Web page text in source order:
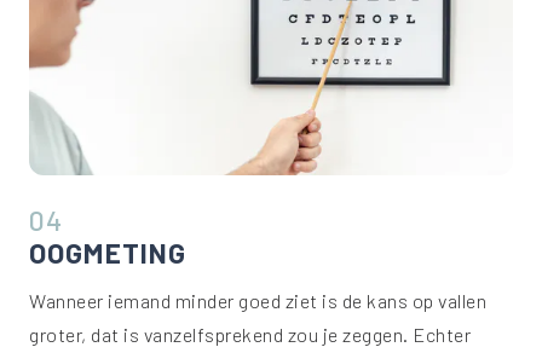
04
OOGMETING
Wanneer iemand minder goed ziet is de kans op vallen
groter, dat is vanzelfsprekend zou je zeggen. Echter